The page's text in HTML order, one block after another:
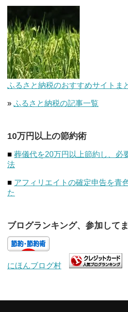
ふるさと納税のおすすめサイトま
» ふるさと納税の記事一覧
10万円以上の節約術
■ 葬儀代を20万円以上節約し、必
法
■ アフィリエイトの確定申告を青
た
ブログランキング、参加して
にほんブログ村